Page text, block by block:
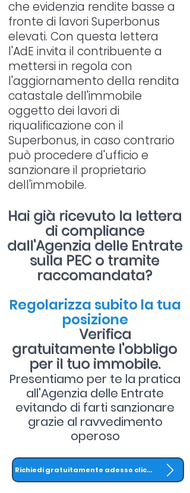
che evidenzia rendite basse a
fronte di lavori Superbonus
elevati. Con questa lettera
l'AdE invita il contribuente a
mettersi in regola con
l'aggiornamento della rendita
catastale dell'immobile
oggetto dei lavori di
riqualificazione con il
Superbonus, in caso contrario
può procedere d'ufficio e
sanzionare il proprietario
dell'immobile.
Hai già ricevuto la lettera
di compliance
dall'Agenzia delle Entrate
sulla PEC o tramite
raccomandata?
Regolarizza subito la tua
posizione
Verifica
gratuitamente l'obbligo
per il tuo immobile.
Presentiamo per te la pratica
all'Agenzia delle Entrate
evitando di farti sanzionare
grazie al ravvedimento
operoso
Richiedi gratuitamente adesso clicca QUI